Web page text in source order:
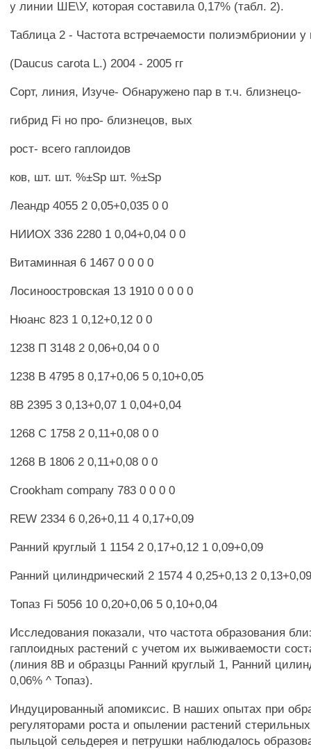
у линии ШЕ\У, которая составила 0,17% (табл. 2).
Таблица 2 - Частота встречаемости полиэмбрионии у
(Daucus carota L.) 2004 - 2005 гг
Сорт, линия, Изуче- Обнаружено пар в т.ч. близнецо-
гибрид Fi но про- близнецов, вых
рост- всего гаплоидов
ков, шт. шт. %±Sp шт. %±Sp
Леандр 4055 2 0,05+0,035 0 0
НИИОХ 336 2280 1 0,04+0,04 0 0
Витаминная 6 1467 0 0 0 0
Лосиноостровская 13 1910 0 0 0 0
Нюанс 823 1 0,12+0,12 0 0
1238 П 3148 2 0,06+0,04 0 0
1238 В 4795 8 0,17+0,06 5 0,10+0,05
8В 2395 3 0,13+0,07 1 0,04+0,04
1268 С 1758 2 0,11+0,08 0 0
1268 В 1806 2 0,11+0,08 0 0
Crookham company 783 0 0 0 0
REW 2334 6 0,26+0,11 4 0,17+0,09
Ранний круглый 1 1154 2 0,17+0,12 1 0,09+0,09
Ранний цилиндрический 2 1574 4 0,25+0,13 2
Топаз Fi 5056 10 0,20+0,06 5 0,10+0,04
Исследования показали, что частота образования
гаплоидных растений с учетом их выживаемости
(линия 8В и образцы Ранний круглый 1, Ранний
0,06% ^ Топаз).
Индуцированный апомиксис. В наших опытах при
регуляторами роста и опылении растений
пыльцой сельдерея и петрушки наблюдалось